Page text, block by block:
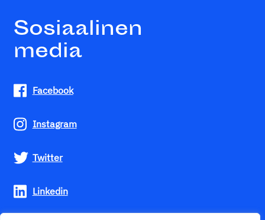
Sosiaalinen
media
Facebook
Instagram
Twitter
Linkedin